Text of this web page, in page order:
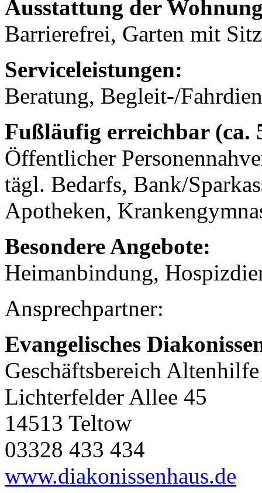
Ausstattung der
Barrierefrei, Garten mit
Serviceleistungen:
Beratung, Begleit-/
Fußläufig erreichbar (ca.
Öffentlicher
tägl. Bedarfs, Bank/
Apotheken,
Besondere Angebote:
Heimanbindung,
Ansprechpartner:
Evangelisches
Geschäftsbereich
Lichterfelder Allee 45
14513 Teltow
03328 433 434
www.diakonissenhaus.de